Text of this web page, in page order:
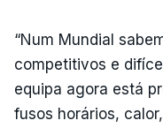
“Num Mundial
competitivos e
equipa agora está
fusos horários,